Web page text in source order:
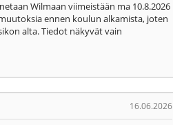
Wilmaan viimeistään ma 10.8.2026
ennen koulun alkamista, joten
alta. Tiedot näkyvät vain
16.06.2026